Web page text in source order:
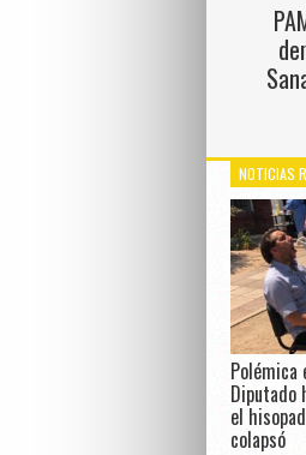
NOTICIAS
Polémica
Diputado
el
colapsó